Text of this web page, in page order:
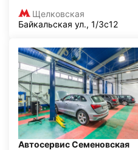
Щелковская
Байкальская ул., 1/3с12
Автосервис Семеновская